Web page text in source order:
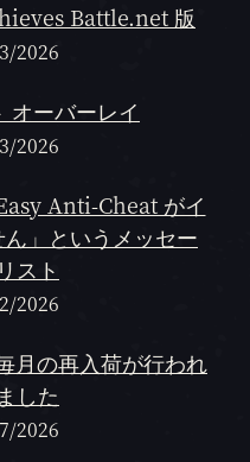
Battle.net 版
2026
オーバーレイ
2026
Anti-Cheat がイ
」というメッセー
スト
2026
月の再入荷が行われ
した
2026